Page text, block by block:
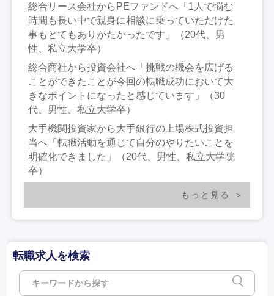
総合リース会社からPEファンドへ「1人で悩む
時間も長い中で親身に相談に乗っていただけた
事もとてもありがたかったです」（20代、男
性、私立大学卒）
総合商社から投資会社へ「挑戦の機会を広げる
ことができたことが今回の転職成功において大
きなポイントになったと感じています」（30
代、男性、私立大学卒）
大手機関投資家から大手銀行の上場株式投資担
当へ「転職活動を通じて自分のやりたいことを
明確化できました」（20代、男性、私立大学院
卒）
もっと見る
転職求人を検索